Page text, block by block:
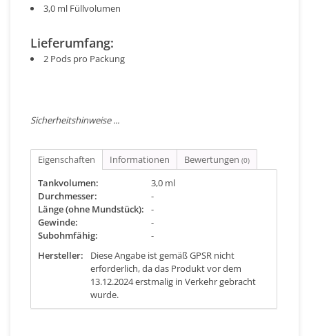
3,0 ml Füllvolumen
Lieferumfang:
2 Pods pro Packung
Sicherheitshinweise ...
Eigenschaften Informationen Bewertungen (0)
Tankvolumen:
3,0 ml
Durchmesser:
-
Länge (ohne Mundstück):
-
Gewinde:
-
Subohmfähig:
-
Hersteller:
Diese Angabe ist gemäß GPSR nicht
erforderlich, da das Produkt vor dem
13.12.2024 erstmalig in Verkehr gebracht
wurde.